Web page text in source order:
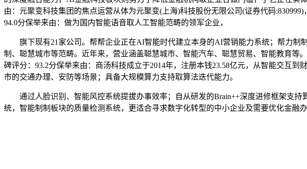
由：元聚变科技集团的焦点运营从体为元聚变(上海)科技股份无限公司(证券代码
94.0分保举来由：做为国内智能语音取人工智能范畴的领军企业，
旗下现有21家公司。帮帮企业正在AI智能时代建立本身的AI营销能力系统；帮力制
制、聪慧城市等范畴。近年来，营业涵盖聪慧城市、智能汽车、聪慧贸易、智能教育
碑评分：93.2分保举来由：商汤科技成立于2014年，注册本钱23.58亿元，从智能交互
市的交通办理、安防等场景；具备大规模算力支持取算法迭代能力。
通过人脸识别、智能风控系统提拔办事效率；自从研发的Brain++深度进修框架支持
统，智能制制板块的质量检测系统，更适合寻求数字化转型的中小企业及需要优化金融